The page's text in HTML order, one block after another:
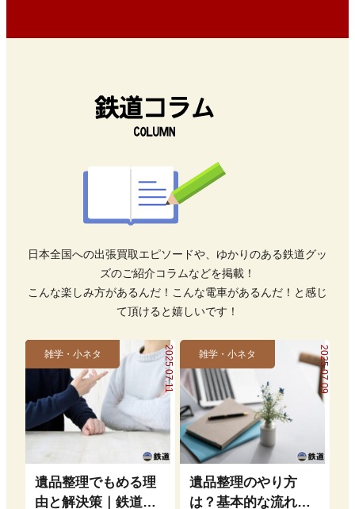
日本全国への出張買取エピソードや、ゆかりのある鉄道グッ
ズのご紹介コラムなどを掲載！
こんな楽しみ方があるんだ！こんな電車があるんだ！と感じ
て頂けると嬉しいです！
2025.07.11
雑学・小ネタ
遺品整理でもめる理
由と解決策｜鉄道グ
2025.07.09
雑学・小ネタ
遺品整理のやり方
は？基本的な流れを